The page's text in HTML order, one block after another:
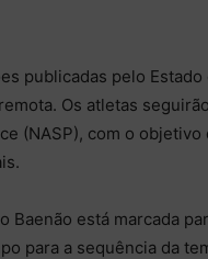
publicadas pelo
Os atletas
(NASP), com o
Baenão está marcada
para a sequência da